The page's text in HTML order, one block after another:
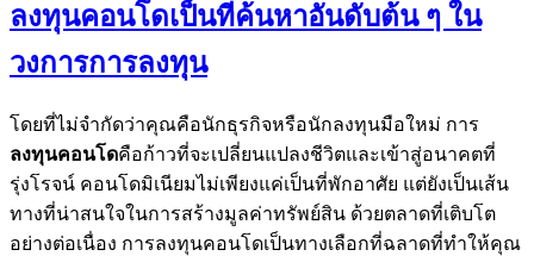
ลงทุนคอนโดเป็นที่ค้นหาอันดับต้น ๆ ใน
วงการการลงทุน
โดยที่ไม่จำกัดว่าคุณคือนักธุรกิจหรือนักลงทุนมือใหม่ การ
ลงทุนคอนโดคือก้าวที่จะเปลี่ยนแปลงชีวิตและเข้าสู่อนาคตที่
รุ่งโรจน์ คอนโดมิเนียมไม่เพียงแค่เป็นที่พักอาศัย แต่ยังเป็นเส้น
ทางที่น่าสนใจในการสร้างมูลค่าทรัพย์สิน ด้วยตลาดที่เติบโต
อย่างต่อเนื่อง การลงทุนคอนโดเป็นทางเลือกที่ฉลาดที่ทำให้คุณ